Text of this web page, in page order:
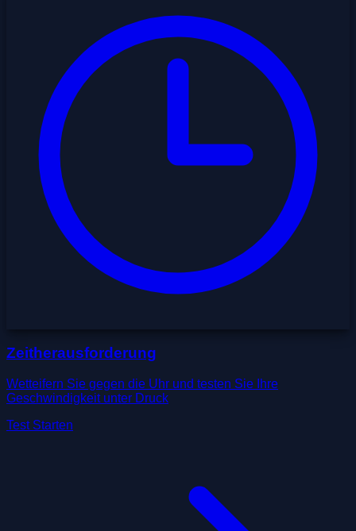
Zeitherausforderung
Wetteifern Sie gegen die Uhr und testen Sie Ihre
Geschwindigkeit unter Druck
Test Starten